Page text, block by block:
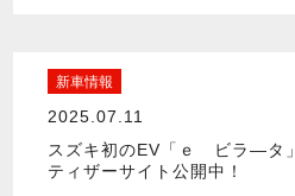
新車情報
2025.07.11
スズキ初のEV「ｅ ビラ―タ」
ティザーサイト公開中！